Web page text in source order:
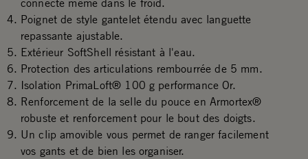
connecté même dans le froid.
Poignet de style gantelet étendu avec languette
repassante ajustable.
Extérieur SoftShell résistant à l'eau.
Protection des articulations rembourrée de 5 mm.
Isolation PrimaLoft® 100 g performance Or.
Renforcement de la selle du pouce en Armortex®
robuste et renforcement pour le bout des doigts.
Un clip amovible vous permet de ranger facilement
vos gants et de bien les organiser.